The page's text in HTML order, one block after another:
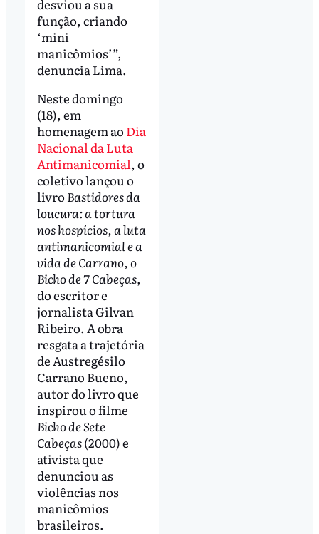
desviou a sua
função, criando
‘mini
manicômios’”,
denuncia Lima.
Neste domingo
(18), em
homenagem ao Dia
Nacional da Luta
Antimanicomial, o
coletivo lançou o
livro Bastidores da
loucura: a tortura
nos hospícios, a luta
antimanicomial e a
vida de Carrano, o
Bicho de 7 Cabeças,
do escritor e
jornalista Gilvan
Ribeiro. A obra
resgata a trajetória
de Austregésilo
Carrano Bueno,
autor do livro que
inspirou o filme
Bicho de Sete
Cabeças(2000) e
ativista que
denunciou as
violências nos
manicômios
brasileiros.